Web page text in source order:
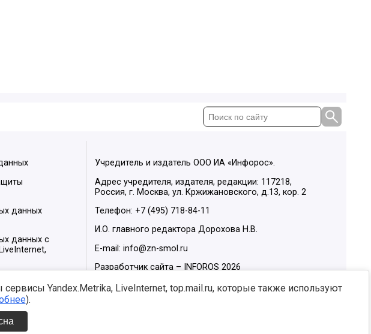
данных
данных с
Учредитель и издатель ООО ИА «Инфорос».
Адрес учредителя, издателя, редакции: 117218,
Россия, г. Москва, ул. Кржижановского, д.13, кор. 2
Телефон: +7 (495) 718-84-11
И.О. главного редактора Дорохова Н.В.
E-mail: info@zn-smol.ru
Разработчик сайта –
INFOROS 2026
Мы в социальных сетях:
Yandex.Metrika, LiveInternet, top.mail.ru, которые также используют
).